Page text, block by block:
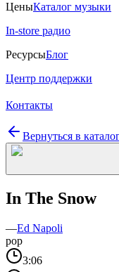
ЦеныКаталог музыки
In-store радио
РесурсыБлог
Центр поддержки
Контакты
Вернуться в
In The Snow
—Ed Napoli
pop
3:06